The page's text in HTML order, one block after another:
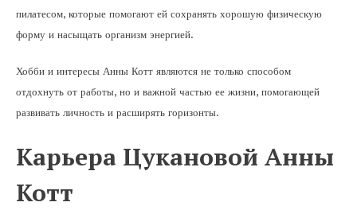
пилатесом, которые помогают ей сохранять хорошую физическую
форму и насыщать организм энергией.
Хобби и интересы Анны Котт являются не только способом
отдохнуть от работы, но и важной частью ее жизни, помогающей
развивать личность и расширять горизонты.
Карьера Цукановой Анны
Котт